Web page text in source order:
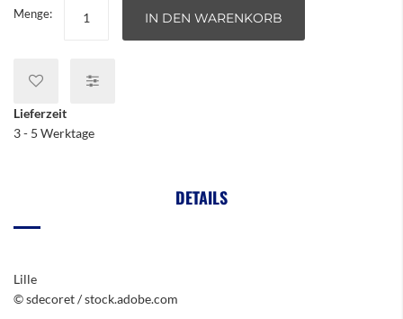
Menge: IN DEN WARENKORB
Lieferzeit
3 - 5 Werktage
DETAILS
Lille
© sdecoret / stock.adobe.com